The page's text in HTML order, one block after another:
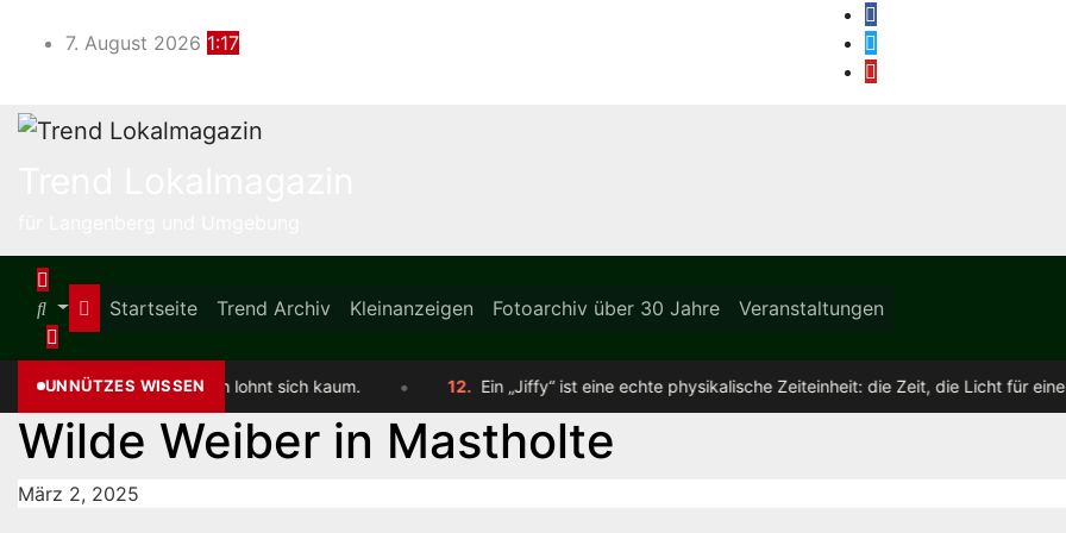
7. August 2026 1:17
Startseite Trend Archiv Kleinanzeigen Fotoarchiv über 30 Jahre Veranstaltungen
UNNÜTZES WISSEN
lohnt sich kaum. • 12. Ein „Jiffy“ ist eine echte physikalische Zeiteinheit: die Zeit, die Licht für einen Zentimeter
Wilde Weiber in Mastholte
März 2, 2025